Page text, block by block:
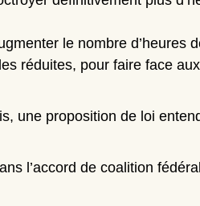
le nombre
réduites, pour faire face
une proposition de loi
l’accord de coalition